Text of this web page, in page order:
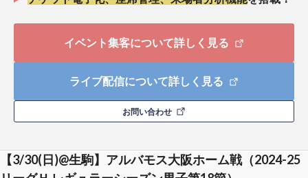
イベント集客について詳しく見る
ライブ配信について詳しく見る
お問い合わせ
【3/30(日)@生駒】アルバモス大阪ホーム戦（2024-25